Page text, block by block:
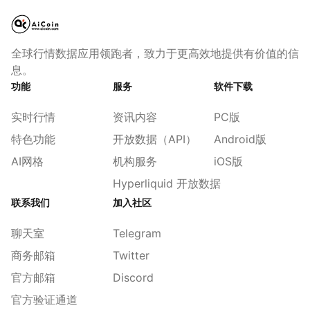
全球行情数据应用领跑者，致力于更高效地提供有价值的信
息。
功能
实时行情
特色功能
AI网格
服务
资讯内容
开放数据（API）
机构服务
Hyperliquid 开放数据
软件下载
PC版
Android版
iOS版
联系我们
聊天室
商务邮箱
官方邮箱
官方验证通道
加入社区
Telegram
Twitter
Discord